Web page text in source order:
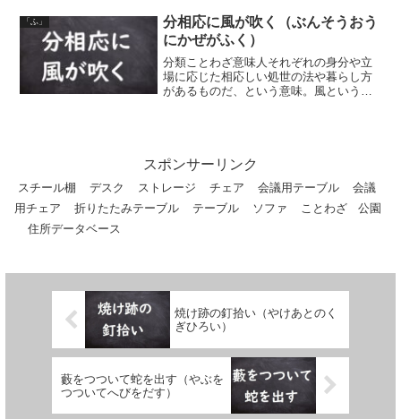
し通すこと、また、威圧的に間違いを押
し付ける、という意味。【...
「ふ」
分相応に風が吹く（ぶんそうおう
にかぜがふく）
分類ことわざ意味人それぞれの身分や立
場に応じた相応しい処世の法や暮らし方
があるものだ、という意味。風というも
スポンサーリンク
スチール棚 デスク ストレージ チェア 会議用テーブル
会議
用チェア
折りたたみテーブル テーブル ソファ ことわざ
公園
住所データベース
焼け跡の釘拾い（やけあとのく
ぎひろい）
藪をつついて蛇を出す（やぶを
つついてへびをだす）